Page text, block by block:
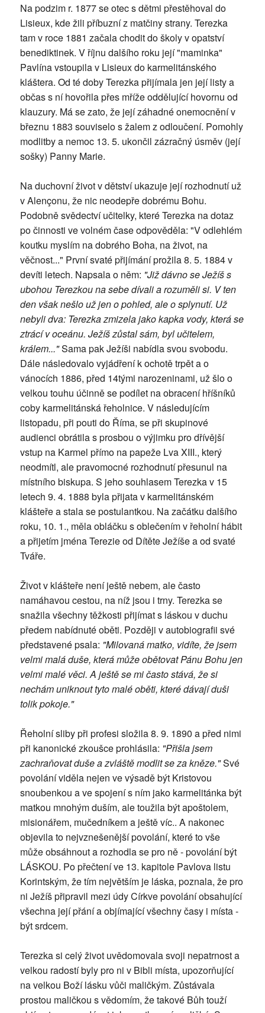
Na podzim r. 1877 se otec s dětmi přestěhoval do
Lisieux, kde žili příbuzní z matčiny strany. Terezka
tam v roce 1881 začala chodit do školy v opatství
benediktinek. V říjnu dalšího roku její "maminka"
Pavlína vstoupila v Lisieux do karmelitánského
kláštera. Od té doby Terezka přijímala jen její listy a
občas s ní hovořila přes mříže oddělující hovornu od
klauzury. Má se zato, že její záhadné onemocnění v
březnu 1883 souviselo s žalem z odloučení. Pomohly
modlitby a nemoc 13. 5. ukončil zázračný úsměv (její
sošky) Panny Marie.
Na duchovní život v dětství ukazuje její rozhodnutí už
v Alençonu, že nic neodepře dobrému Bohu.
Podobně svědectví učitelky, které Terezka na dotaz
po činnosti ve volném čase odpověděla: "V odlehlém
koutku myslím na dobrého Boha, na život, na
věčnost..." První svaté přijímání prožila 8. 5. 1884 v
devíti letech. Napsala o něm: "Již dávno se Ježíš s
ubohou Terezkou na sebe dívali a rozuměli si. V ten
den však nešlo už jen o pohled, ale o splynutí. Už
nebyli dva: Terezka zmizela jako kapka vody, která se
ztrácí v oceánu. Ježíš zůstal sám, byl učitelem,
králem..."Sama pak Ježíši nabídla svou svobodu.
Dále následovalo vyjádření k ochotě trpět a o
vánocích 1886, před 14tými narozeninami, už šlo o
velkou touhu účinně se podílet na obracení hříšníků
coby karmelitánská řeholnice. V následujícím
listopadu, při pouti do Říma, se při skupinové
audienci obrátila s prosbou o výjimku pro dřívější
vstup na Karmel přímo na papeže Lva XIII., který
neodmítl, ale pravomocné rozhodnutí přesunul na
místního biskupa. S jeho souhlasem Terezka v 15
letech 9. 4. 1888 byla přijata v karmelitánském
klášteře a stala se postulantkou. Na začátku dalšího
roku, 10. 1., měla obláčku s oblečením v řeholní hábit
a přijetím jména Terezie od Dítěte Ježíše a od svaté
Tváře.
Život v klášteře není ještě nebem, ale často
namáhavou cestou, na níž jsou i trny. Terezka se
snažila všechny těžkosti přijímat s láskou v duchu
předem nabídnuté oběti. Později v autobiografii své
představené psala: "Milovaná matko, vidíte, že jsem
velmi malá duše, která může obětovat Pánu Bohu jen
velmi malé věci. A ještě se mi často stává, že si
nechám uniknout tyto malé oběti, které dávají duši
tolik pokoje."
Řeholní sliby při profesi složila 8. 9. 1890 a před nimi
při kanonické zkoušce prohlásila: "Přišla jsem
zachraňovat duše a zvláště modlit se za kněze."Své
povolání viděla nejen ve výsadě být Kristovou
snoubenkou a ve spojení s ním jako karmelitánka být
matkou mnohým duším, ale toužila být apoštolem,
misionářem, mučedníkem a ještě víc.. A nakonec
objevila to nejvznešenější povolání, které to vše
může obsáhnout a rozhodla se pro ně - povolání být
LÁSKOU. Po přečtení ve 13. kapitole Pavlova listu
Korintským, že tím největším je láska, poznala, že pro
ni Ježíš připravil mezi údy Církve povolání obsahující
všechna její přání a objímající všechny časy i místa -
být srdcem.
Terezka si celý život uvědomovala svoji nepatrnost a
velkou radostí byly pro ni v Bibli místa, upozorňující
na velkou Boží lásku vůči maličkým. Zůstávala
prostou maličkou s vědomím, že takové Bůh touží